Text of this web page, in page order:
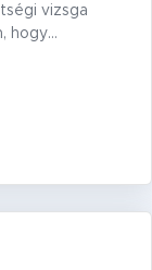
vizsga
hogy…